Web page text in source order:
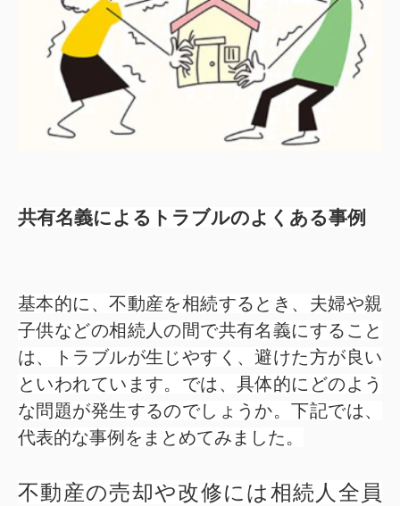
共有名義によるトラブルのよくある事例
基本的に、不動産を相続するとき、夫婦や親
子供などの相続人の間で共有名義にすること
は、トラブルが生じやすく、避けた方が良い
といわれています。では、具体的にどのよう
な問題が発生するのでしょうか。下記では、
代表的な事例をまとめてみました。
不動産の売却や改修には相続人全員